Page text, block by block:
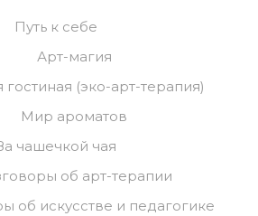
Путь к себе
Арт-магия
гостиная (эко-арт-терапия)
Мир ароматов
чашечкой чая
об арт-терапии
об искусстве и педагогике